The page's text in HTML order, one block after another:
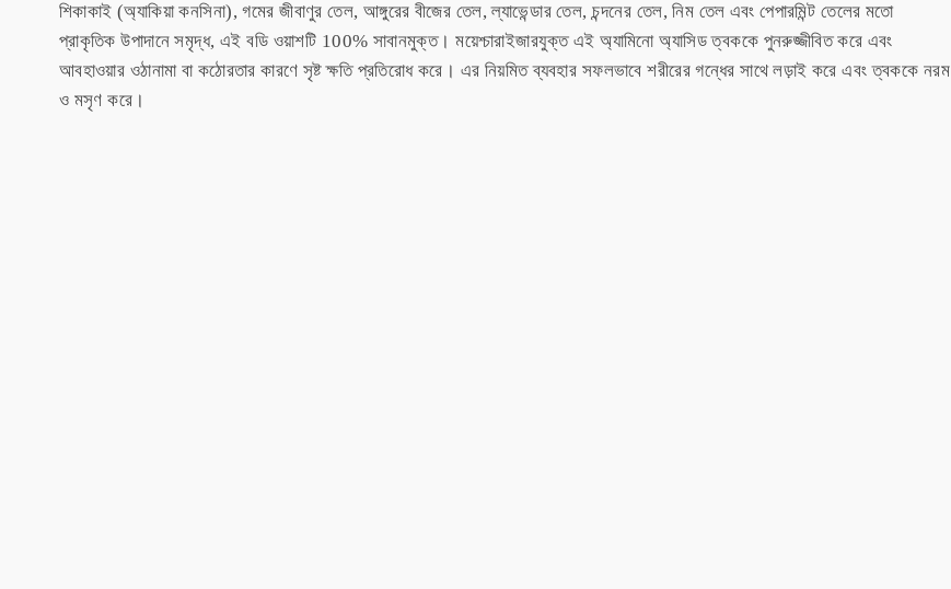
শিকাকাই (অ্যাকিয়া কনসিনা), গমের জীবাণুর তেল, আঙ্গুরের বীজের তেল, ল্যাভেন্ডার তেল, চন্দনের তেল, নিম তেল এবং পেপারমিন্ট তেলের মতো
প্রাকৃতিক উপাদানে সমৃদ্ধ, এই বডি ওয়াশটি 100% সাবানমুক্ত। ময়েশ্চারাইজারযুক্ত এই অ্যামিনো অ্যাসিড ত্বককে পুনরুজ্জীবিত করে এবং
আবহাওয়ার ওঠানামা বা কঠোরতার কারণে সৃষ্ট ক্ষতি প্রতিরোধ করে। এর নিয়মিত ব্যবহার সফলভাবে শরীরের গন্ধের সাথে লড়াই করে এবং ত্বককে নরম
ও মসৃণ করে।